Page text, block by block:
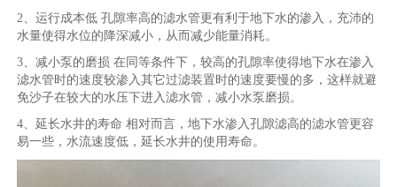
2、运行成本低 孔隙率高的滤水管更有利于地下水的渗入，充沛的
水量使得水位的降深减小，从而减少能量消耗。
3、减小泵的磨损 在同等条件下，较高的孔隙率使得地下水在渗入
滤水管时的速度较渗入其它过滤装置时的速度要慢的多，这样就避
免沙子在较大的水压下进入滤水管，减小水泵磨损。
4、延长水井的寿命 相对而言，地下水渗入孔隙滤高的滤水管更容
易一些，水流速度低，延长水井的使用寿命。